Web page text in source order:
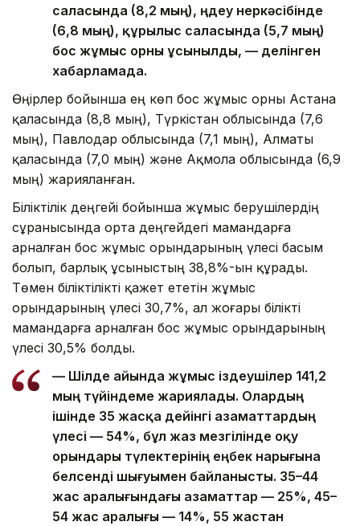
саласында (8,2 мың), өңдеу өнеркәсібінде
(6,8 мың), құрылыс саласында (5,7 мың)
бос жұмыс орны ұсынылды, — делінген
хабарламада.
Өңірлер бойынша ең көп бос жұмыс орны Астана
қаласында (8,8 мың), Түркістан облысында (7,6
мың), Павлодар облысында (7,1 мың), Алматы
қаласында (7,0 мың) және Ақмола облысында (6,9
мың) жарияланған.
Біліктілік деңгейі бойынша жұмыс берушілердің
сұранысында орта деңгейдегі мамандарға
арналған бос жұмыс орындарының үлесі басым
болып, барлық ұсыныстың 38,8%-ын құрады.
Төмен біліктілікті қажет ететін жұмыс
орындарының үлесі 30,7%, ал жоғары білікті
мамандарға арналған бос жұмыс орындарының
үлесі 30,5% болды.
— Шілде айында жұмыс іздеушілер 141,2
мың түйіндеме жариялады. Олардың
ішінде 35 жасқа дейінгі азаматтардың
үлесі — 54%, бұл жаз мезгілінде оқу
орындары түлектерінің еңбек нарығына
белсенді шығуымен байланысты. 35–44
жас аралығындағы азаматтар — 25%, 45–
54 жас аралығы — 14%, 55 жастан